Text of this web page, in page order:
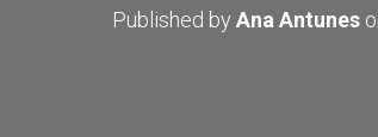
Published by Ana Antunes